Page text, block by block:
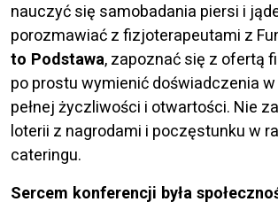
nauczyć się samobadania piersi i
porozmawiać z fizjoterapeutami z
to Podstawa, zapoznać się z ofertą
po prostu wymienić doświadczenia
pełnej życzliwości i otwartości. Nie
loterii z nagrodami i poczęstunku w
cateringu.
Sercem konferencji była